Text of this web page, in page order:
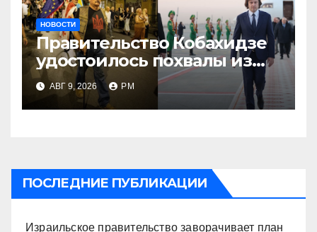
НОВОСТИ
Правительство Кобахидзе
удостоилось похвалы из
Москвы
АВГ 9, 2026 РМ
ПОСЛЕДНИЕ ПУБЛИКАЦИИ
Израильское правительство заворачивает план